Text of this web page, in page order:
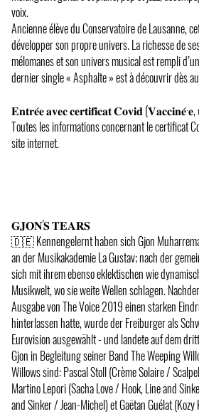
voix.
Ancienne élève du Conservatoire de Lausanne,
développer son propre univers. La richesse de
mélomanes et son univers musical est rempli
dernier single « Asphalte » est à découvrir dès
𝐄𝐧𝐭𝐫𝐞́𝐞 𝐚𝐯𝐞𝐜 𝐜𝐞𝐫𝐭𝐢𝐟𝐢𝐜𝐚𝐭 𝐂𝐨𝐯𝐢𝐝 (𝐕𝐚𝐜𝐜𝐢𝐧𝐞́·𝐞,
Toutes les informations concernant le certificat
site internet.
𝐆𝐉𝐎𝐍'𝐒 𝐓𝐄𝐀𝐑𝐒
🇩🇪 Kennengelernt haben sich Gjon
an der Musikakademie La Gustav; nach der
sich mit ihrem ebenso eklektischen wie
Musikwelt, wo sie weite Wellen schlagen.
Ausgabe von The Voice 2019 einen starken
hinterlassen hatte, wurde der Freiburger als
Eurovision ausgewählt - und landete auf dem
Gjon in Begleitung seiner Band The Weeping
Willows sind: Pascal Stoll (Crème Solaire /
Martino Lepori (Sacha Love / Hook, Line and
and Sinker / Jean-Michel) et Gaëtan Guélat (Kozy